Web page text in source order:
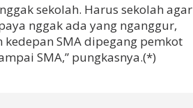
sekolah. Harus sekolah agar
nggak ada yang nganggur,
SMA dipegang pemkot
SMA,” pungkasnya.(*)